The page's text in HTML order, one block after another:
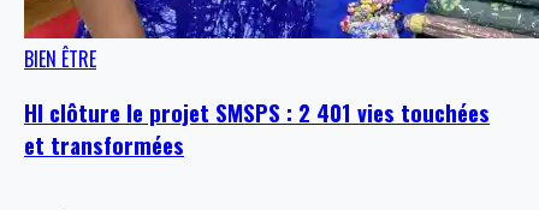
BIEN ÊTRE
HI clôture le projet SMSPS : 2 401 vies touchées
et transformées